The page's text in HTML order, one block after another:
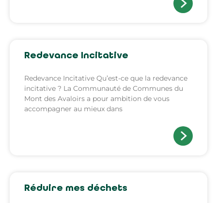
Redevance Incitative
Redevance Incitative Qu’est-ce que la redevance
incitative ? La Communauté de Communes du
Mont des Avaloirs a pour ambition de vous
accompagner au mieux dans
Réduire mes déchets